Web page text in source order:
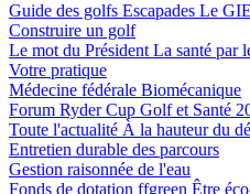
Guide des golfs Escapades Le
Construire un golf
Le mot du Président La santé par
Votre pratique
Médecine fédérale Biomécanique
Forum Ryder Cup Golf et Santé
Toute l'actualité À la hauteur du
Entretien durable des parcours
Gestion raisonnée de l'eau
Fonds de dotation ffgreen Être